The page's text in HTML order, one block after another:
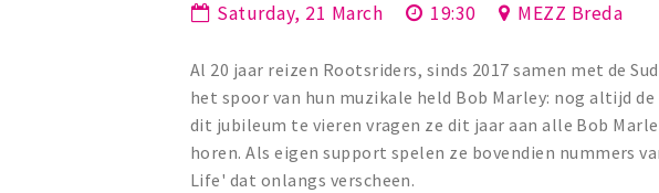
Saturday, 21 March 19:30 MEZZ Breda
Al 20 jaar reizen Rootsriders, sinds 2017 samen met de
het spoor van hun muzikale held Bob Marley: nog altijd
dit jubileum te vieren vragen ze dit jaar aan alle Bob
horen. Als eigen support spelen ze bovendien nummers
Life' dat onlangs verscheen.